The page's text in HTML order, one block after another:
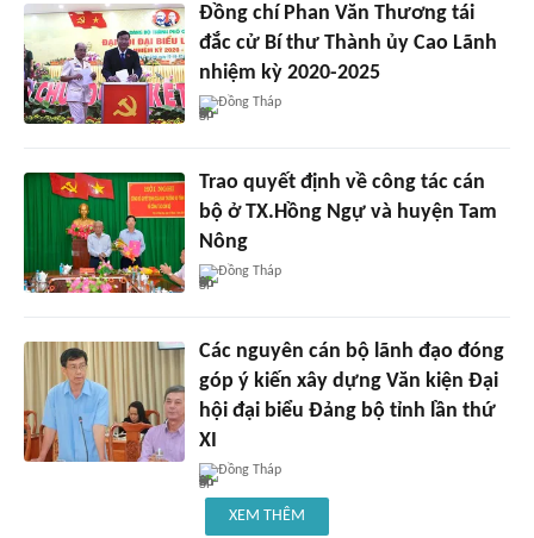
Đồng chí Phan Văn Thương tái
đắc cử Bí thư Thành ủy Cao Lãnh
nhiệm kỳ 2020-2025
Đồng Tháp
Trao quyết định về công tác cán
bộ ở TX.Hồng Ngự và huyện Tam
Nông
Đồng Tháp
Các nguyên cán bộ lãnh đạo đóng
góp ý kiến xây dựng Văn kiện Đại
hội đại biểu Đảng bộ tỉnh lần thứ
XI
Đồng Tháp
XEM THÊM